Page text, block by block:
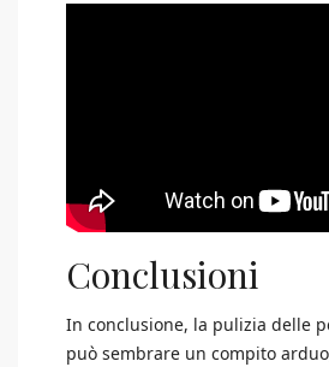
Conclusioni
In conclusione, la pulizia delle
può sembrare un compito